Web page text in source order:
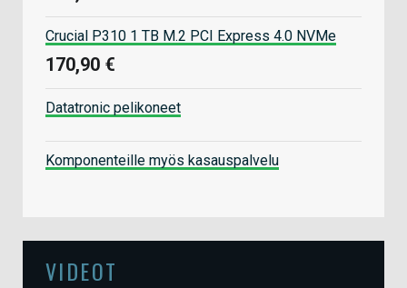
Crucial P310 1 TB M.2 PCI Express 4.0 NVMe
170,90 €
Datatronic pelikoneet
Komponenteille myös kasauspalvelu
VIDEOT